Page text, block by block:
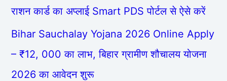
राशन कार्ड का अप्लाई Smart PDS पोर्टल से ऐसे करें
Bihar Sauchalay Yojana 2026 Online Apply
– ₹12, 000 का लाभ, बिहार ग्रामीण शौचालय योजना
2026 का आवेदन शुरू